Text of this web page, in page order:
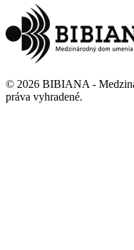
© 2026 BIBIANA -
práva vyhradené.